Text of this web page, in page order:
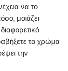
να το
μοιάζει
το χρώμα
την